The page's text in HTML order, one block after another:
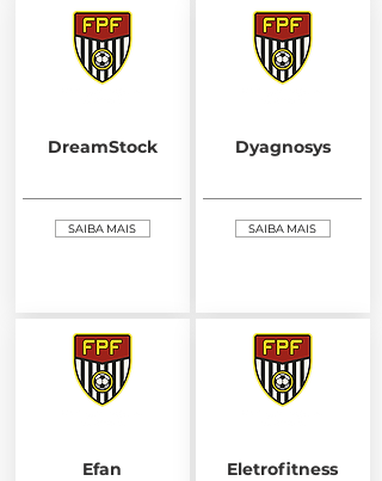
DreamStock
SAIBA MAIS
Efan
Dyagnosys
SAIBA MAIS
Eletrofitness